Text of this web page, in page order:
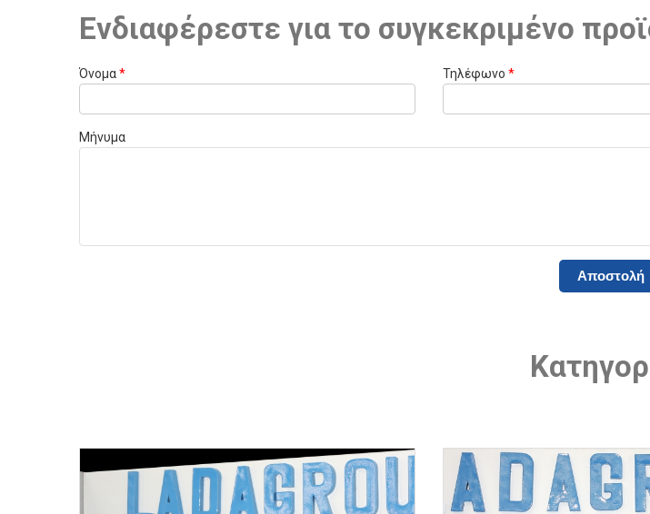
Ενδιαφέρεστε για το συγκεκριμένο
Όνομα* Τηλέφωνο *
Μήνυμα